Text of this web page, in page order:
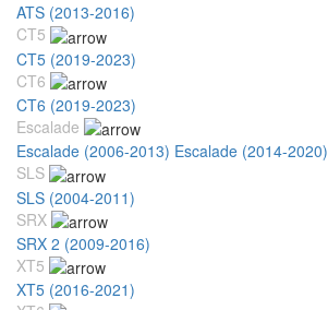
ATS (2013-2016)
CT5
CT5 (2019-2023)
CT6
CT6 (2019-2023)
Escalade
Escalade (2006-2013) Escalade (2014-2020)
SLS
SLS (2004-2011)
SRX
SRX 2 (2009-2016)
XT5
XT5 (2016-2021)